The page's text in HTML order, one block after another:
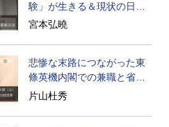
験」が生きる＆現状の日本
経済の実情は
宮本弘曉
悲惨な末路につながった東
條英機内閣での兼職と省庁
再編
片山杜秀